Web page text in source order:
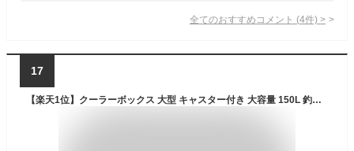
全てのおすすめコメント (4件) >
17
【楽天1位】クーラーボックス 大型 キャスター付き 大容量 150L 釣り キャンプ 海水浴 バーベキュー BBQ アウトドア 屋外 便利グッズ キャンプ用品 保冷力 保冷バッグ 防災グッズ FIELDOOR 1年保証 ■[送料無料]